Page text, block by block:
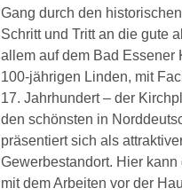
Gang durch den
Schritt und Tritt an die gute
allem auf dem Bad Essener
100-jährigen Linden, mit
17. Jahrhundert – der
den schönsten in
präsentiert sich als
Gewerbestandort. Hier
mit dem Arbeiten vor der